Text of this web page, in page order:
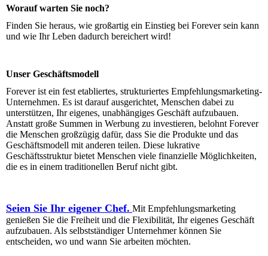
Worauf warten Sie noch?
Finden Sie heraus, wie großartig ein Einstieg bei Forever sein kann
und wie Ihr Leben dadurch bereichert wird!
Unser Geschäftsmodell
Forever ist ein fest etabliertes, strukturiertes Empfehlungsmarketing-
Unternehmen. Es ist darauf ausgerichtet, Menschen dabei zu
unterstützen, Ihr eigenes, unabhängiges Geschäft aufzubauen.
Anstatt große Summen in Werbung zu investieren, belohnt Forever
die Menschen großzügig dafür, dass Sie die Produkte und das
Geschäftsmodell mit anderen teilen. Diese lukrative
Geschäftsstruktur bietet Menschen viele finanzielle Möglichkeiten,
die es in einem traditionellen Beruf nicht gibt.
Seien Sie Ihr eigener Chef. Mit Empfehlungsmarketing
genießen Sie die Freiheit und die Flexibilität, Ihr eigenes Geschäft
aufzubauen. Als selbstständiger Unternehmer können Sie
entscheiden, wo und wann Sie arbeiten möchten.